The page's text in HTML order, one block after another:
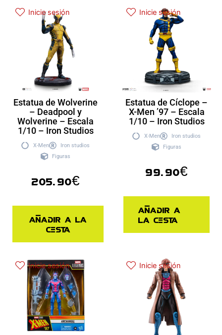
Inicie sesión
Estatua de Wolverine
– Deadpool y
Wolverine – Escala
1/10 – Iron Studios
X-Men
Iron studios
Figuras
205.90€
Añadir a la
cesta
Inicie sesión
Estatua de Cíclope –
X-Men ’97 – Escala
1/10 – Iron Studios
X-Men
Iron studios
Figuras
99.90€
Añadir a
la cesta
Inicie sesión Inicie sesión